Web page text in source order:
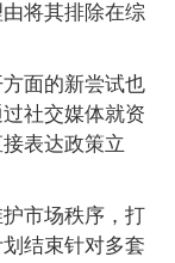
将其排除在综
面的新尝试也
社交媒体就资
表达政策立
市场秩序，打
结束针对多套